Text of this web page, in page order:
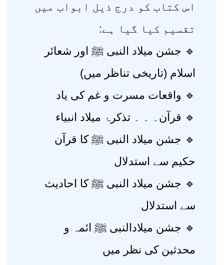
اس کتاب کو درج ذیل ابواب میں
تقسیم کیا گیا ہے:
🔹 جشن میلاد النبی ﷺ اور شعائر
اسلام (تاریخی تناظر میں)
🔹 واقعات مسرت و غم کی یاد
🔹 قرآن۔ ۔ ۔ تذکرۂ میلاد انبیاء
🔹 جشن میلاد النبی ﷺ کا قرآن
حکیم سے استدلال
🔹 جشن میلاد النبی ﷺ کا احادیث
سے استدلال
🔹 جشن میلادالنبی ﷺ ائمہ و
محدثین کی نظر میں